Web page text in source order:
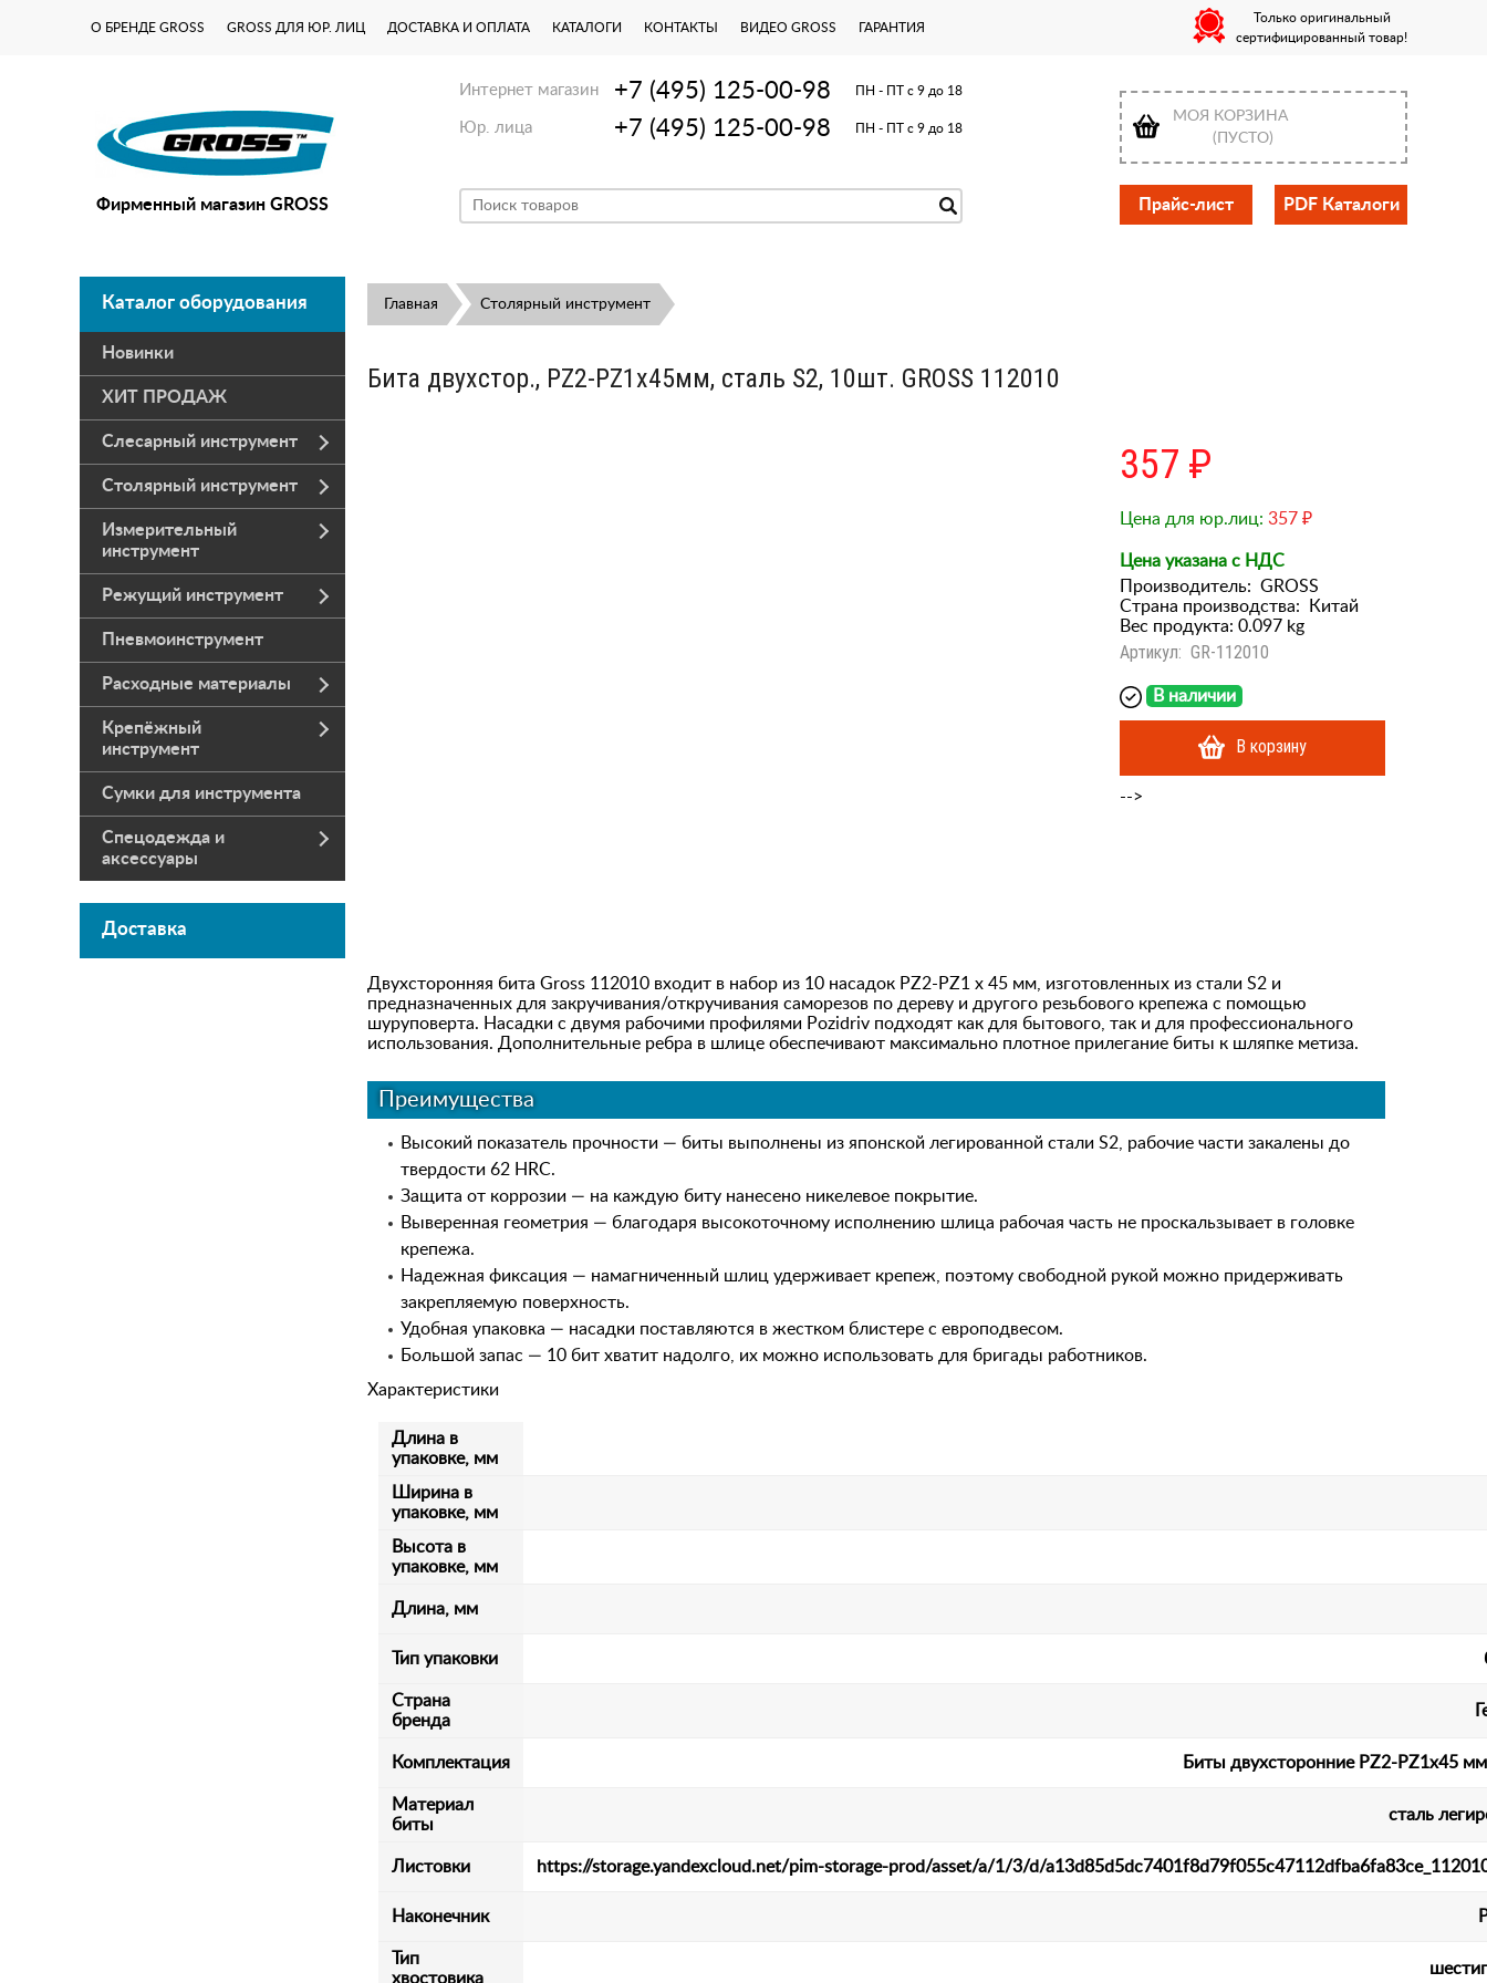
О БРЕНДЕ GROSS GROSS ДЛЯ ЮР. ЛИЦ ДОСТАВКА И ОПЛАТА КАТАЛОГИ КОНТАКТЫ ВИДЕО GROSS ГАРАНТИЯ
Только оригинальный
сертифицированный товар!
Фирменный магазин GROSS
Интернет магазин +7 (495) 125-00-98 ПН - ПТ с 9 до 18
Юр. лица +7 (495) 125-00-98 ПН - ПТ с 9 до 18
МОЯ КОРЗИНА
(ПУСТО)
Прайс-лист PDF Каталоги
Каталог оборудования
Новинки
ХИТ ПРОДАЖ
Слесарный инструмент
Столярный инструмент
Измерительный
инструмент
Режущий инструмент
Пневмоинструмент
Расходные материалы
Крепёжный
инструмент
Сумки для инструмента
Спецодежда и
аксессуары
Доставка
Главная Столярный инструмент
Бита двухстор., PZ2-PZ1х45мм, сталь S2, 10шт. GROSS 112010
357 ₽
Цена для юр.лиц: 357 ₽
Цена указана с НДС
Производитель: GROSS
Страна производства:
Китай
Вес продукта: 0.097 kg
Артикул: GR-112010
В наличии
В корзину
-->
Двухсторонняя бита Gross 112010 входит в набор из 10 насадок PZ2-PZ1 х 45 мм, изготовленных из стали S2 и
предназначенных для закручивания/откручивания саморезов по дереву и другого резьбового крепежа с помощью
шуруповерта. Насадки с двумя рабочими профилями Pozidriv подходят как для бытового, так и для профессионального
использования. Дополнительные ребра в шлице обеспечивают максимально плотное прилегание биты к шляпке метиза.
Преимущества
Высокий показатель прочности — биты выполнены из японской легированной стали S2, рабочие части закалены до
твердости 62 HRC.
Защита от коррозии — на каждую биту нанесено никелевое покрытие.
Выверенная геометрия — благодаря высокоточному исполнению шлица рабочая часть не проскальзывает в головке
крепежа.
Надежная фиксация — намагниченный шлиц удерживает крепеж, поэтому свободной рукой можно придерживать
закрепляемую поверхность.
Удобная упаковка — насадки поставляются в жестком блистере с европодвесом.
Большой запас — 10 бит хватит надолго, их можно использовать для бригады работников.
Характеристики
Длина в
упаковке, мм
Ширина в
упаковке, мм
Высота в
упаковке, мм
Длина, мм
Тип упаковки
Страна
бренда
Комплектация Биты двухсторонние PZ2-PZ1х45
Материал
биты
сталь
Листовки https://storage.yandexcloud.net/pim-storage-prod/asset/a/1/3/d/
Наконечник
Тип
хвостовика